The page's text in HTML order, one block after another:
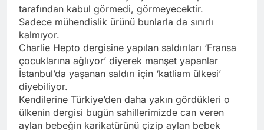
tarafından kabul görmedi, görmeyecektir.
Sadece mühendislik ürünü bunlarla da sınırlı
kalmıyor.
Charlie Hepto dergisine yapılan saldırıları ‘Fransa
çocuklarına ağlıyor’ diyerek manşet yapanlar
İstanbul’da yaşanan saldırı için ‘katliam ülkesi’
diyebiliyor.
Kendilerine Türkiye’den daha yakın gördükleri o
ülkenin dergisi bugün sahillerimizde can veren
aylan bebeğin karikatürünü çizip aylan bebek